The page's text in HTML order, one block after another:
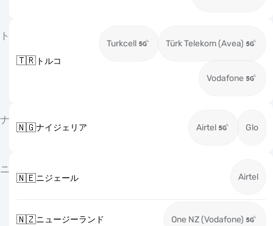
ト
🇹🇷トルコ
Turkcell Türk Telekom (Avea)
Vodafone
ナ
🇳🇬ナイジェリア Airtel Glo
ニ
🇳🇪ニジェール Airtel
🇳🇿ニュージーランド One NZ (Vodafone)